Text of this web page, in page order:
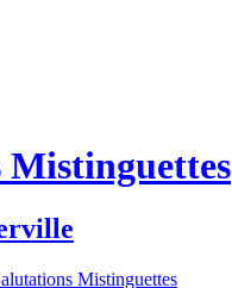
Mistinguettes